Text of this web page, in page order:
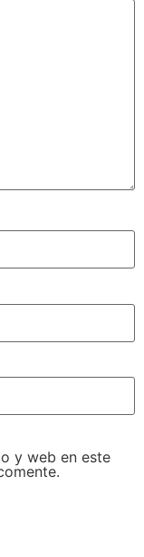
y web en este